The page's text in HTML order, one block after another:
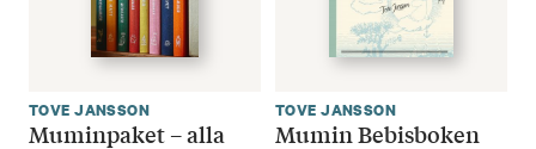
TOVE JANSSON
Muminpaket – alla
TOVE JANSSON
Mumin Bebisboken